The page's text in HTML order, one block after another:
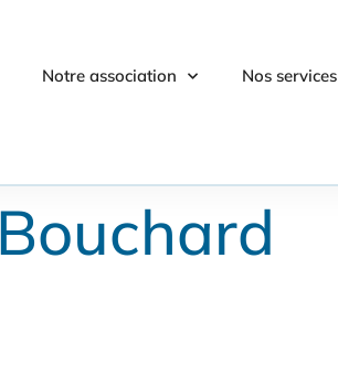
Notre association Nos services